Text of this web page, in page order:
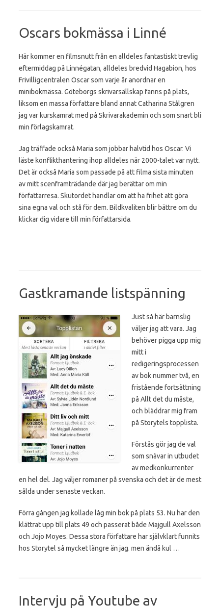
Oscars bokmässa i Linné
Här kommer en filmsnutt från en alldeles fantastiskt trevlig
eftermiddag på Linnégatan, alldeles bredvid Hagabion, hos
Frivilligcentralen Oscar som varje år anordnar en
minibokmässa. Göteborgs skrivarsällskap fanns på plats,
liksom en massa författare bland annat Catharina Stålgren
jag var kurskamrat med på Skrivarakademin och som snart bli
min förlagskamrat.
Jag träffade också Maria som jobbar halvtid hos Oscar. Vi
läste konflikthantering ihop alldeles när 2000-talet var nytt.
Det är också Maria som passade på att filma sista minuten
av mitt scenframträdande där jag berättar om min
författarresa. Skutordet handlar om att ha frihet att göra
sina egna val och stå för dem. Bildkvaliten blir bättre om du
klickar dig vidare till min författarsida.
Gastkramande listspänning
Just så här barnslig
väljer jag att vara. Jag
behöver pigga upp mig
mitt i
redigeringsprocessen
av bok nummer två, en
fristående fortsättning
på Allt det du måste,
och bläddrar mig fram
på Storytels topplista.
Förstås gör jag de val
som snävar in utbudet
av medkonkurrenter
en hel del. Jag väljer romaner på svenska och det är de mest
sålda under senaste veckan.
Förra gången jag kollade låg min bok på plats 53. Nu har den
klättrat upp till plats 49 och passerat både Majgull Axelsson
och Jojo Moyes. Dessa stora författare har självklart funnits
hos Storytel så mycket längre än jag. men ändå kul …
Intervju på Youtube av